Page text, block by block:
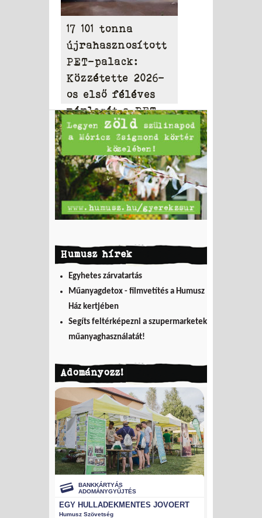
17 101 tonna
újrahasznosított
PET-palack:
Közzétette 2026-
os első féléves
mérlegét a PET
to PET
Humusz hírek
Egyhetes zárvatartás
Műanyagdetox - filmvetítés a Humusz
Ház kertjében
Segíts feltérképezni a szupermarketek
műanyaghasználatát!
Adományozz!